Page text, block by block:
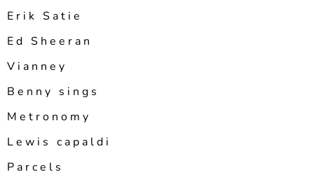
Erik Satie
Ed Sheeran
Vianney
Benny sings
Metronomy
Lewis capaldi
Parcels